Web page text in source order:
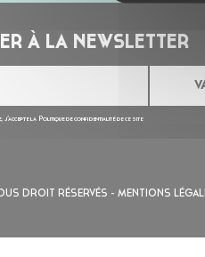
À LA NEWSLETTER
j’accepte la Politique de confidentialitéde ce site
DROIT RÉSERVÉS - MENTIONS